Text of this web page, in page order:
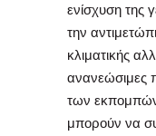
ενίσχυση της
την
κλιματικής
ανανεώσιμες
των
μπορούν να